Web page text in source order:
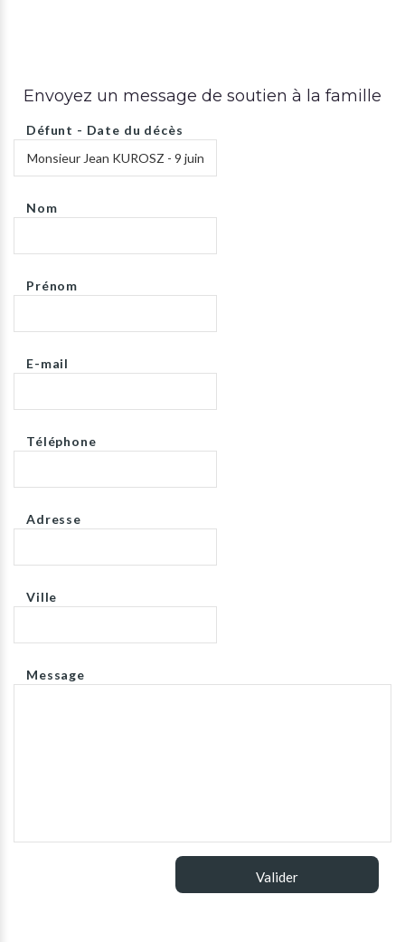
Envoyez un message de soutien à la famille
Défunt - Date du décès
Nom
Prénom
E-mail
Téléphone
Adresse
Ville
Message
Valider